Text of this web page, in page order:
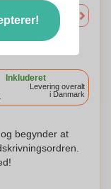
Inkluderet
Levering overalt
i Danmark
begynder at